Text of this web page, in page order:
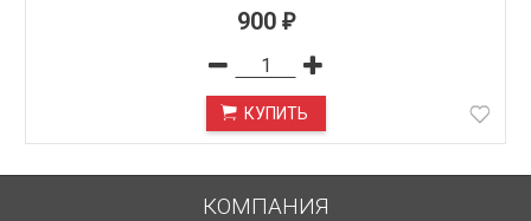
900 ₽
КУПИТЬ
КОМПАНИЯ